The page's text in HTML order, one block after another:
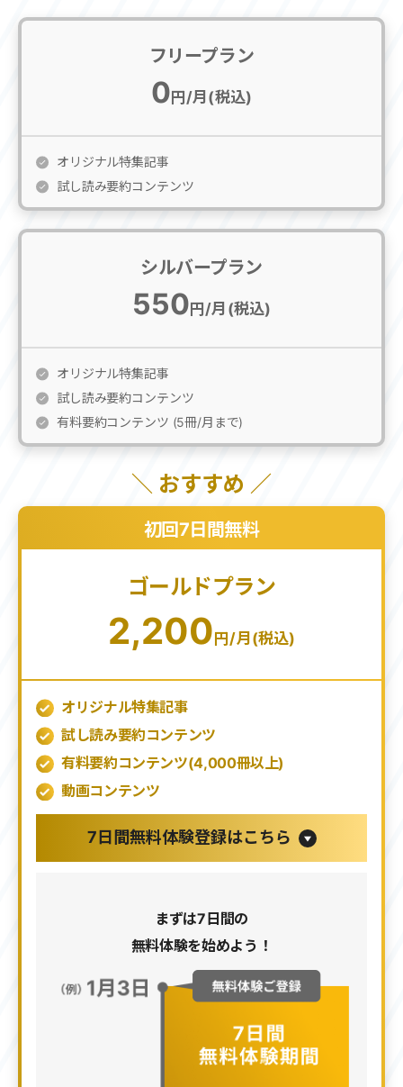
フリープラン
0円/月(税込)
オリジナル特集記事
試し読み要約コンテンツ
シルバープラン
550円/月(税込)
オリジナル特集記事
試し読み要約コンテンツ
有料要約コンテンツ (5冊/月まで)
＼ おすすめ ／
初回7日間無料
ゴールドプラン
2,200円/月(税込)
オリジナル特集記事
試し読み要約コンテンツ
有料要約コンテンツ(4,000冊以上)
動画コンテンツ
7日間無料体験登録はこちら
まずは7日間の
無料体験を始めよう！